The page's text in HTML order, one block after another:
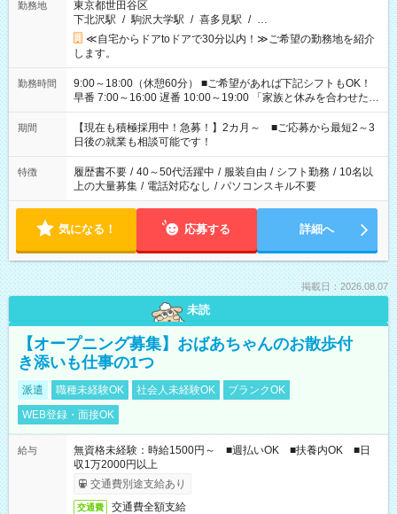
勤務地
東京都世田谷区
下北沢駅 / 駒沢大学駅 / 喜多見駅 / …
≪自宅からドアtoドアで30分以内！≫ご希望の勤務地を紹介
します。
勤務時間
9:00～18:00（休憩60分） ■ご希望があれば下記シフトもOK！
早番 7:00～16:00 遅番 10:00～19:00 「家族と休みを合わせた
い」 「余裕を持って夕飯の準備がしたい」 「できれば残業はし
たくない」 など、ご希望を教えてくださいね。 ※Wワーク希望
の方へ 今ご覧のお仕事で希望する勤務時間と、もう1つのお仕事
の勤務時間。 合計で週40時間を超える場合は応募できません。
期間
【現在も積極採用中！急募！】2カ月～ ■ご応募から最短2～3
日後の就業も相談可能です！
特徴 履歴書不要 / 40～50代活躍中 / 服装自由 / シフト勤務 / 10名以
上の大量募集 / 電話対応なし / パソコンスキル不要
気になる！ 応募する 詳細へ
掲載日：2026.08.07
未読
【オープニング募集】おばあちゃんのお散歩付
き添いも仕事の1つ
派遣 職種未経験OK 社会人未経験OK
ブランクOK
WEB登録・面接OK
給与
無資格未経験：時給1500円～ ■週払いOK ■扶養内OK ■日
収1万2000円以上
交通費別途支給あり
交通費 交通費全額支給